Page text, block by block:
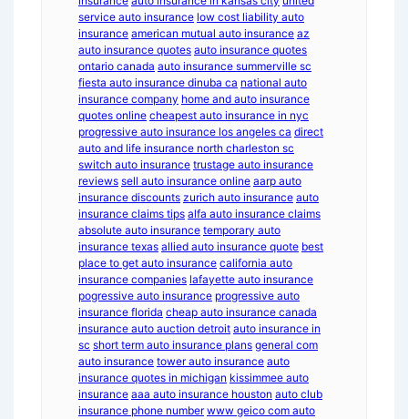
service auto insurance low cost liability auto
insurance american mutual auto insurance az
auto insurance quotes auto insurance quotes
ontario canada auto insurance summerville sc
fiesta auto insurance dinuba ca national auto
insurance company home and auto insurance
quotes online cheapest auto insurance in nyc
progressive auto insurance los angeles ca direct
auto and life insurance north charleston sc
switch auto insurance trustage auto insurance
reviews sell auto insurance online aarp auto
insurance discounts zurich auto insurance auto
insurance claims tips alfa auto insurance claims
absolute auto insurance temporary auto
insurance texas allied auto insurance quote best
place to get auto insurance california auto
insurance companies lafayette auto insurance
pogressive auto insurance progressive auto
insurance florida cheap auto insurance canada
insurance auto auction detroit auto insurance in
sc short term auto insurance plans general com
auto insurance tower auto insurance auto
insurance quotes in michigan kissimmee auto
insurance aaa auto insurance houston auto club
insurance phone number www geico com auto